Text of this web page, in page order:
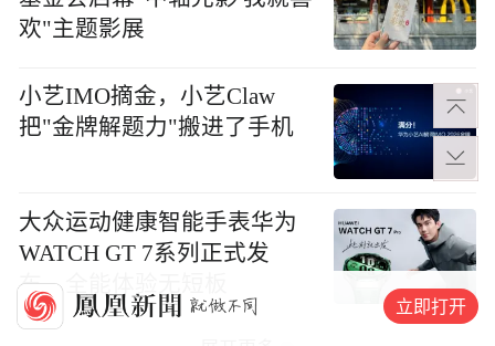
欢"主题影展
小艺IMO摘金，小艺Claw
把"金牌解题力"搬进了手机
大众运动健康智能手表华为
WATCH GT 7系列正式发
布，全能体验无短板
立即打开